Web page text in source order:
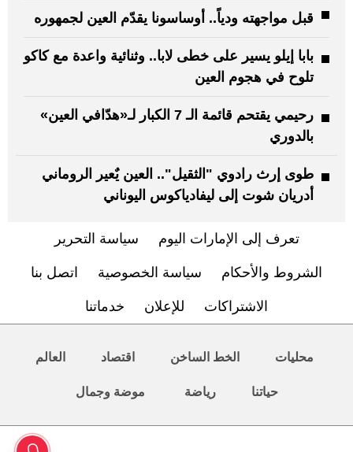
قبل مواجهته ودياً.. أوساسونا يقدّم العين لجمهوره
بابا إيلو يسير على خطى لابا.. وثنائية واعدة مع كاكو
تلوح في هجوم العين
رحيمي يقتحم قائمة الـ 7 الكبار لـ«هدّافي العين»
بالدوري
طوى إرث رادوي "الثقيل".. العين يٌعير الروماني
أدريان شوت إلى ليفادياكوس اليوناني
تعرف إلى الإمارات اليوم سياسة التحرير
الشروط والأحكام سياسة الخصوصية اتصل بنا
الاشتراكات للإعلان خدماتنا
محليات الخط الساخن اقتصاد العالم
حياتنا رياضة موضة وجمال